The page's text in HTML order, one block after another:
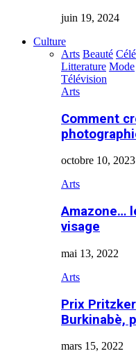
juin 19, 2024
Culture
Arts Beauté
Litterature Mode
Télévision
Arts
Comment
octobre 10, 2023
Arts
Amazone…
visage
mai 13, 2022
Arts
Prix
Burkinabè,
mars 15, 2022